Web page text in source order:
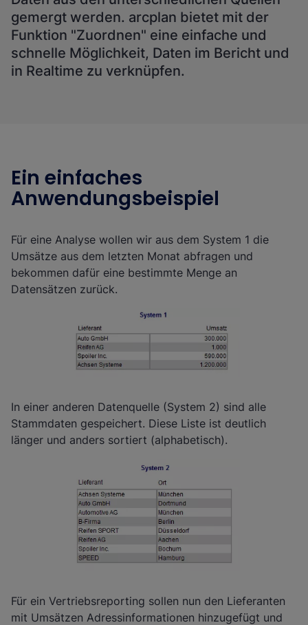
gemergt werden. arcplan bietet mit der
Funktion "Zuordnen" eine einfache und
schnelle Möglichkeit, Daten im Bericht und
in Realtime zu verknüpfen.
Ein einfaches
Anwendungsbeispiel
Für eine Analyse wollen wir aus dem System 1 die
Umsätze aus dem letzten Monat abfragen und
bekommen dafür eine bestimmte Menge an
Datensätzen zurück.
In einer anderen Datenquelle (System 2) sind alle
Stammdaten gespeichert. Diese Liste ist deutlich
länger und anders sortiert (alphabetisch).
Für ein Vertriebsreporting sollen nun den Lieferanten
mit Umsätzen Adressinformationen hinzugefügt und